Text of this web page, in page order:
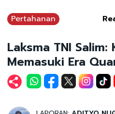
Pertahanan
Laksma TNI
Memasuki Era